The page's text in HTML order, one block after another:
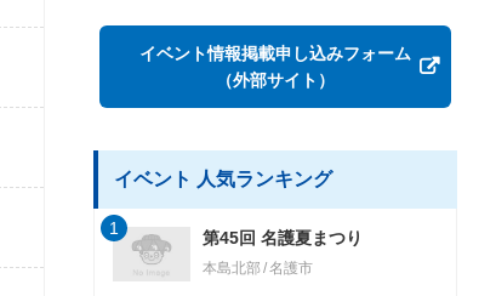
イベント情報掲載申し込みフォーム
（外部サイト）
イベント 人気ランキング
第45回 名護夏まつり
本島北部 名護市
1